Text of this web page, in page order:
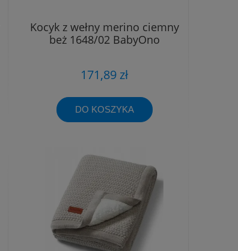
Kocyk z wełny merino ciemny
beż 1648/02 BabyOno
171,89 zł
DO KOSZYKA